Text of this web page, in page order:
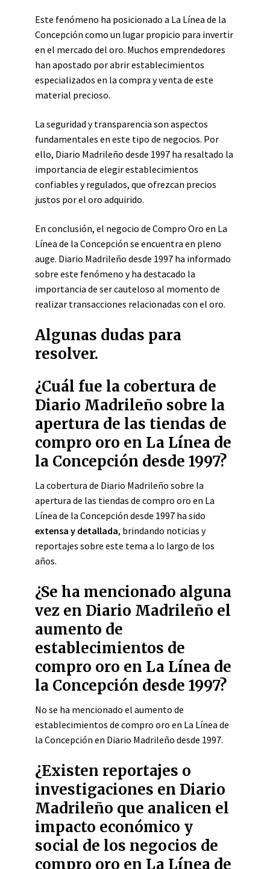
Este fenómeno ha posicionado a La Línea de la
Concepción como un lugar propicio para invertir
en el mercado del oro. Muchos emprendedores
han apostado por abrir establecimientos
especializados en la compra y venta de este
material precioso.
La seguridad y transparencia son aspectos
fundamentales en este tipo de negocios. Por
ello, Diario Madrileño desde 1997 ha resaltado la
importancia de elegir establecimientos
confiables y regulados, que ofrezcan precios
justos por el oro adquirido.
En conclusión, el negocio de Compro Oro en La
Línea de la Concepción se encuentra en pleno
auge. Diario Madrileño desde 1997 ha informado
sobre este fenómeno y ha destacado la
importancia de ser cauteloso al momento de
realizar transacciones relacionadas con el oro.
Algunas dudas para
resolver.
¿Cuál fue la cobertura de
Diario Madrileño sobre la
apertura de las tiendas de
compro oro en La Línea de
la Concepción desde 1997?
La cobertura de Diario Madrileño sobre la
apertura de las tiendas de compro oro en La
Línea de la Concepción desde 1997 ha sido
extensa y detallada, brindando noticias y
reportajes sobre este tema a lo largo de los
años.
¿Se ha mencionado alguna
vez en Diario Madrileño el
aumento de
establecimientos de
compro oro en La Línea de
la Concepción desde 1997?
No se ha mencionado el aumento de
establecimientos de compro oro en La Línea de
la Concepción en Diario Madrileño desde 1997.
¿Existen reportajes o
investigaciones en Diario
Madrileño que analicen el
impacto económico y
social de los negocios de
compro oro en La Línea de